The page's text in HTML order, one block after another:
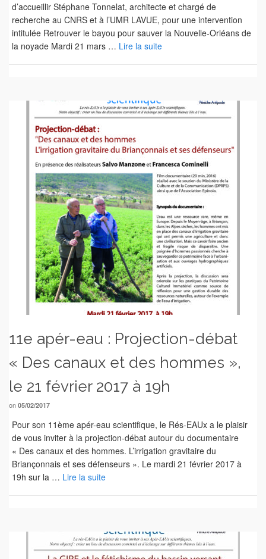
d’accueillir Stéphane Tonnelat, architecte et chargé de
recherche au CNRS et à l’UMR LAVUE, pour une intervention
intitulée Retrouver le bayou pour sauver la Nouvelle-Orléans de
la noyade Mardi 21 mars … Lire la suite
11e apér-eau : Projection-débat
« Des canaux et des hommes »,
le 21 février 2017 à 19h
on 05/02/2017
Pour son 11ème apér-eau scientifique, le Rés-EAUx a le plaisir
de vous inviter à la projection-débat autour du documentaire
« Des canaux et des hommes. L’irrigation gravitaire du
Briançonnais et ses défenseurs ». Le mardi 21 février 2017 à
19h sur la … Lire la suite